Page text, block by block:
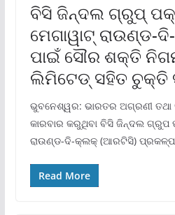
ବିସି ଜିନ୍ଦଲ ଗ୍ରୁପ୍
ମେଗାୱାଟ୍
ପାଇଁ ସୌର ଶକ୍ତି
ଲିମିଟେଡ୍ ସହିତ ଚୁକ୍ତି
ଭୁବନେଶ୍ୱର: ଭାରତର ଅଗ୍ରଣୀ
କାରବାର କରୁଥିବା ବିସି ଜିନ୍ଦଲ ଗ୍ରୁପ
ରାଉଣ୍ଡ-ଦି-କ୍ଲକ୍ (ଆରଟିସି) ପ୍ରକଳ୍ପ
Read More